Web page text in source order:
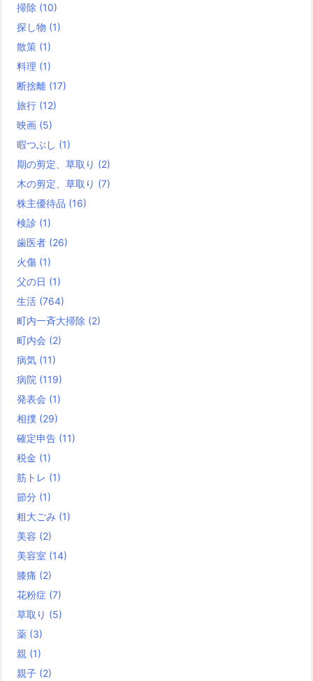
掃除 (10)
探し物 (1)
散策 (1)
料理 (1)
断捨離 (17)
旅行 (12)
映画 (5)
暇つぶし (1)
期の剪定、草取り (2)
木の剪定、草取り (7)
株主優待品 (16)
検診 (1)
歯医者 (26)
火傷 (1)
父の日 (1)
生活 (764)
町内一斉大掃除 (2)
町内会 (2)
病気 (11)
病院 (119)
発表会 (1)
相撲 (29)
確定申告 (11)
税金 (1)
筋トレ (1)
節分 (1)
粗大ごみ (1)
美容 (2)
美容室 (14)
膝痛 (2)
花粉症 (7)
草取り (5)
薬 (3)
親 (1)
親子 (2)